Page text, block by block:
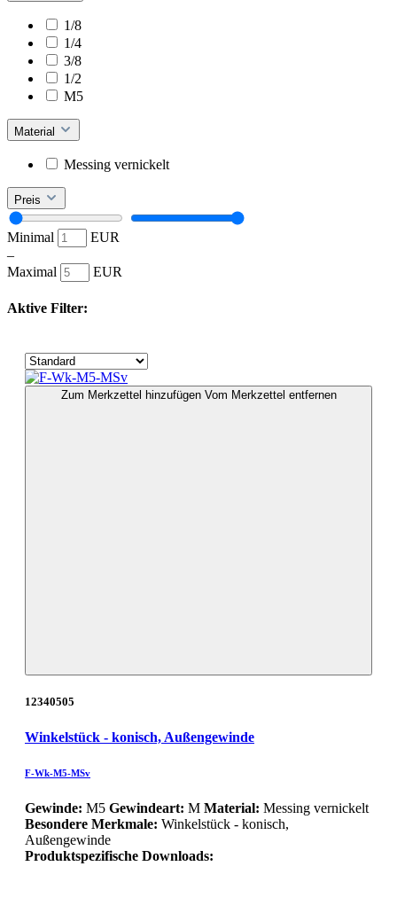
1/8
1/4
3/8
1/2
M5
Material
Messing vernickelt
Preis
Minimal
EUR
–
Maximal
EUR
Aktive Filter:
Zum Merkzettel hinzufügen Vom Merkzettel entfernen
12340505
Winkelstück - konisch, Außengewinde
F-Wk-M5-MSv
Gewinde: M5 Gewindeart: M Material: Messing vernickelt
Besondere Merkmale: Winkelstück - konisch,
Außengewinde
Produktspezifische Downloads: